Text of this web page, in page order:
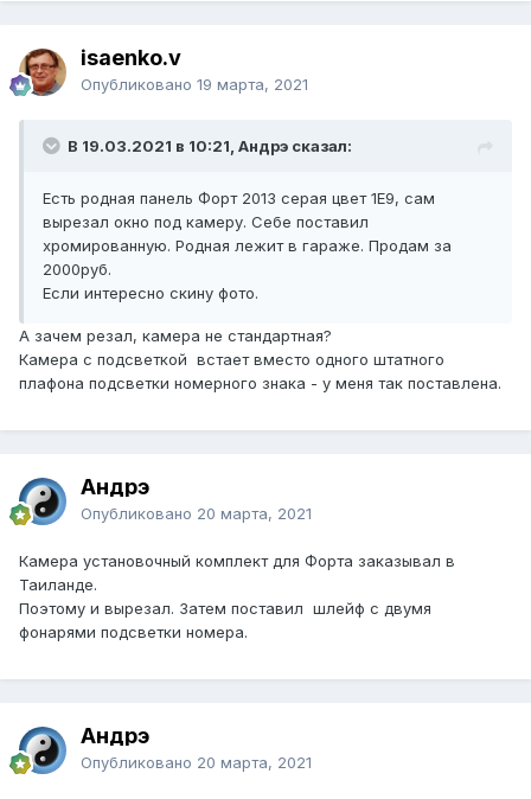
isaenko.v
Опубликовано 19 марта, 2021
В 19.03.2021 в 10:21, Андрэ сказал:
Есть родная панель Форт 2013 серая цвет 1Е9, сам
вырезал окно под камеру. Себе поставил
хромированную. Родная лежит в гараже. Продам за
2000руб.
Если интересно скину фото.
А зачем резал, камера не стандартная?
Камера с подсветкой встает вместо одного штатного
плафона подсветки номерного знака - у меня так поставлена.
Андрэ
Опубликовано 20 марта, 2021
Камера установочный комплект для Форта заказывал в
Таиланде.
Поэтому и вырезал. Затем поставил шлейф с двумя
фонарями подсветки номера.
Андрэ
Опубликовано 20 марта, 2021